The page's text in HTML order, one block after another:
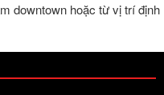
downtown hoặc từ vị trí định